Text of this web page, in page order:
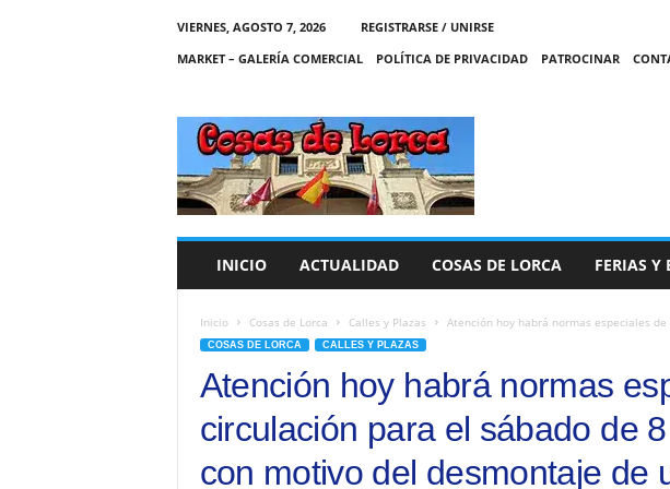
VIERNES, AGOSTO 7, 2026
REGISTRARSE / UNIRSE
MARKET – GALERÍA COMERCIAL
POLÍTICA DE PRIVACIDAD PATROCINAR
C
A
S
INICIO ACTUALIDAD COSAS DE LORCA FERIAS Y
Inicio Cosas de Lorca Calles y Plazas Atención hoy habrá normas especiales
COSAS DE LORCA CALLES Y PLAZAS
Atención hoy habrá normas
circulación para el sábado de
con motivo del desmontaje de